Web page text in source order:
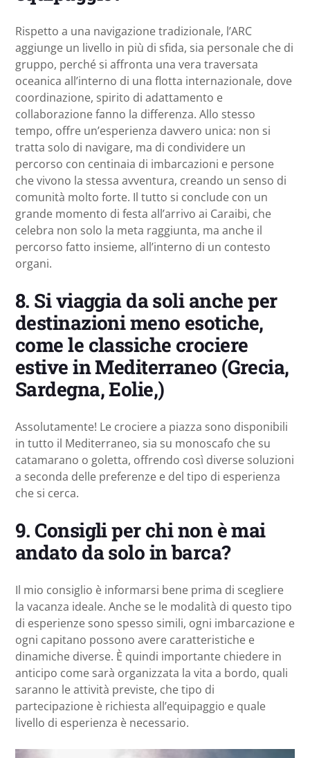
Rispetto a una navigazione tradizionale, l’ARC
aggiunge un livello in più di sfida, sia personale che di
gruppo, perché si affronta una vera traversata
oceanica all’interno di una flotta internazionale, dove
coordinazione, spirito di adattamento e
collaborazione fanno la differenza. Allo stesso
tempo, offre un’esperienza davvero unica: non si
tratta solo di navigare, ma di condividere un
percorso con centinaia di imbarcazioni e persone
che vivono la stessa avventura, creando un senso di
comunità molto forte. Il tutto si conclude con un
grande momento di festa all’arrivo ai Caraibi, che
celebra non solo la meta raggiunta, ma anche il
percorso fatto insieme, all’interno di un contesto
organi.
8. Si viaggia da soli anche per
destinazioni meno esotiche,
come le classiche crociere
estive in Mediterraneo (Grecia,
Sardegna, Eolie,)
Assolutamente! Le crociere a piazza sono disponibili
in tutto il Mediterraneo, sia su monoscafo che su
catamarano o goletta, offrendo così diverse soluzioni
a seconda delle preferenze e del tipo di esperienza
che si cerca.
9.Consigli per chi non è mai
andato da solo in barca?
Il mio consiglio è informarsi bene prima di scegliere
la vacanza ideale. Anche se le modalità di questo tipo
di esperienze sono spesso simili, ogni imbarcazione e
ogni capitano possono avere caratteristiche e
dinamiche diverse. È quindi importante chiedere in
anticipo come sarà organizzata la vita a bordo, quali
saranno le attività previste, che tipo di
partecipazione è richiesta all’equipaggio e quale
livello di esperienza è necessario.